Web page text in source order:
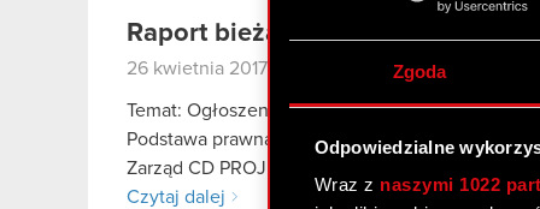
Zgoda
Odpowiedzialne
Wraz z naszymi 1022
Raport bieżący nr 4/2017
26 kwietnia 2017 17:04
Temat: Ogłoszenie o zwołaniu Zwyczajnego
Podstawa prawna: art. 56 ust. 1 pkt 2 ustawy o
Zarząd CD PROJEKT Spółka Akcyjna
Czytaj dalej